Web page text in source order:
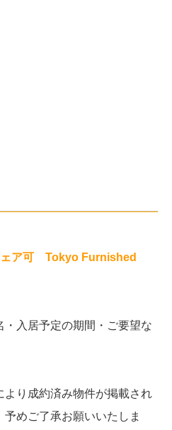
ェア可 Tokyo Furnished
入居予定の期間・ご要望な
り成約済み物件が掲載され
めご了承お願いいたしま